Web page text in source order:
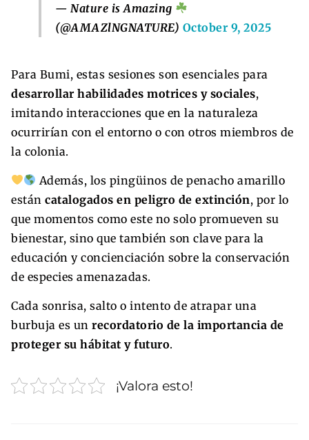
— Nature is Amazing
(@AMAZlNGNATURE) October 9, 2025
Para Bumi, estas sesiones son esenciales para
desarrollar habilidades motrices y sociales,
imitando interacciones que en la naturaleza
ocurrirían con el entorno o con otros miembros de
la colonia.
Además, los pingüinos de penacho amarillo
están catalogados en peligro de extinción, por lo
que momentos como este no solo promueven su
bienestar, sino que también son clave para la
educación y concienciación sobre la conservación
de especies amenazadas.
Cada sonrisa, salto o intento de atrapar una
burbuja es un recordatorio de la importancia de
proteger su hábitat y futuro.
¡Valora esto!